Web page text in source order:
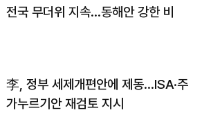
전국 무더위 지속…동해안 강한 비
李, 정부 세제개편안에 제동…ISA·주
가누르기안 재검토 지시